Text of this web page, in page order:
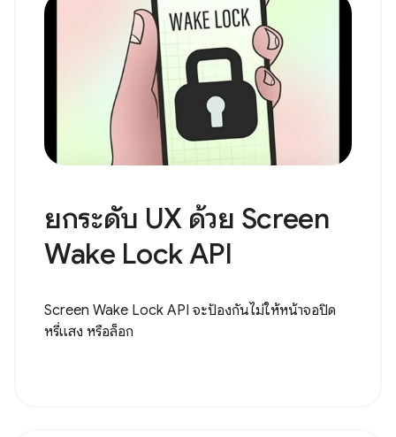
ยกระดับ UX ด้วย Screen
Wake Lock API
Screen Wake Lock API จะป้องกันไม่ให้หน้าจอปิด
หรี่แสง หรือล็อก